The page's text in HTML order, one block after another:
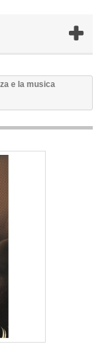
e la musica